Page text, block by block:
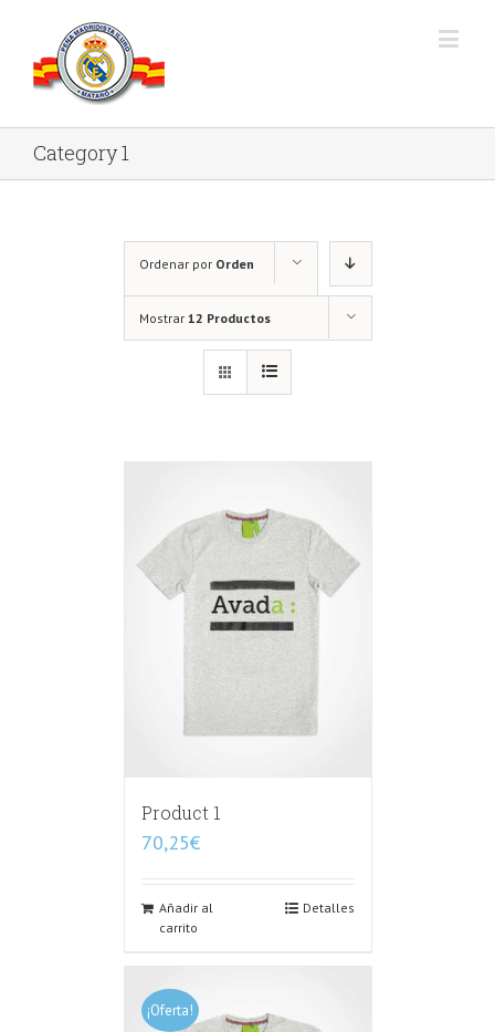
Category 1
Ordenar por Orden
Mostrar 12 Productos
Product 1
70,25€
Añadir al
carrito
Detalles
¡Oferta!